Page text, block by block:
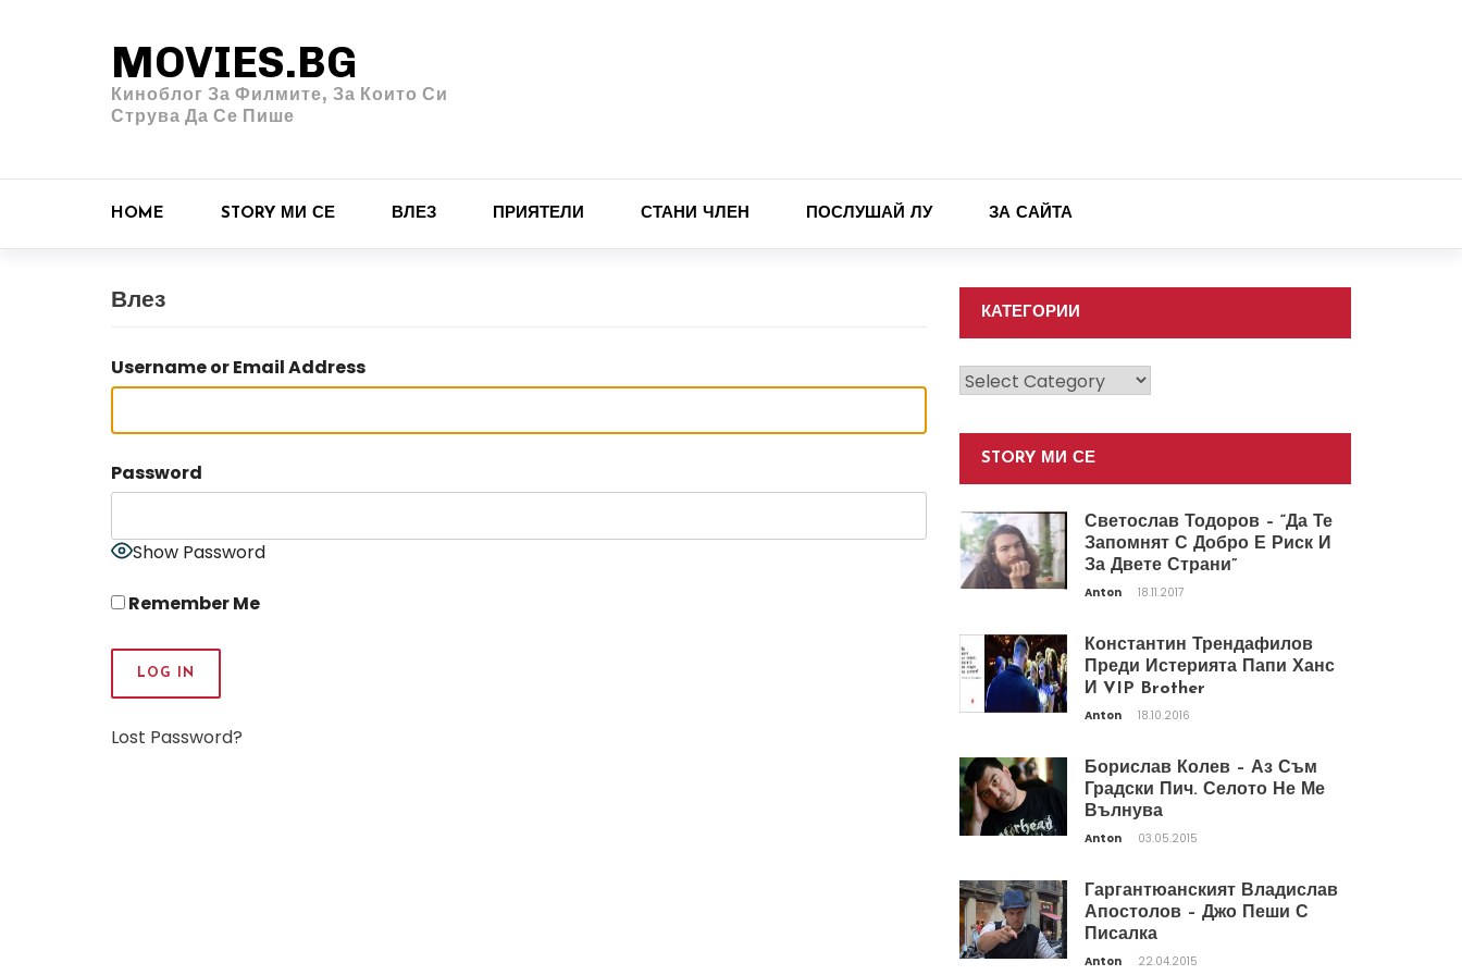
MOVIES.BG
Киноблог За Филмите, За Които Си
Струва Да Се Пише
HOME STORY МИ СЕ ВЛЕЗ ПРИЯТЕЛИ СТАНИ ЧЛЕН ПОСЛУШАЙ ЛУ ЗА САЙТА
Влез
Username or Email Address
Password
Show Password
Remember Me
Lost Password?
КАТЕГОРИИ
Категории
STORY МИ СЕ
Светослав Тодоров – “Да Те
Запомнят С Добро Е Риск И
За Двете Страни”
Anton 18.11.2017
Константин Трендафилов
Преди Истерията Папи Ханс
И VIP Brother
Anton 18.10.2016
Борислав Колев – Аз Съм
Градски Пич. Селото Не Ме
Вълнува
Anton 03.05.2015
Гаргантюанският Владислав
Апостолов – Джо Пеши С
Писалка
Anton 22.04.2015